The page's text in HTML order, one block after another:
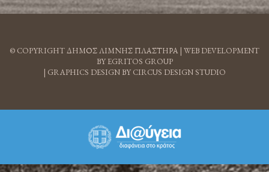
© COPYRIGHT ΔΗΜΟΣ ΛΙΜΝΗΣ ΠΛΑΣΤΗΡΑ | WEB DEVELOPMENT
BY EGRITOS GROUP
| GRAPHICS DESIGN BY CIRCUS DESIGN STUDIO